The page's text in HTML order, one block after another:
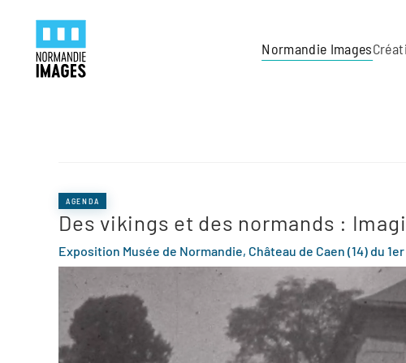
Skip to main content
Normandie Images
AGENDA
Des vikings et des normands :
Exposition Musée de Normandie, Château de Caen (14) du